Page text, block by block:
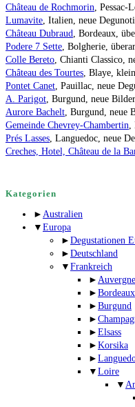
Château de Rochmorin, Pessac-
Lumavite, Italien, neue
Château Dubraud, Bordeaux,
Podere 7 Sette, Bolgherie,
Colle Bereto, Chianti Classico,
Château des Tourtes, Blaye,
Pontet Canet, Pauillac, neue
A. Parigot, Burgund, neue Bilder
Aurore Bachelt, Burgund, neue
Gemeinde Chevrey-Chambertin,
Prés Lasses, Languedoc, neue
Creches, Hotel, Château de la
Kategorien
► Australien
▼ Europa
► Degustationen
► Deutschland
▼ Frankreich
► Auvergne
► Bordeaux
► Burgund
►
► Elsass
► Korsika
►
▼ Loire
▼